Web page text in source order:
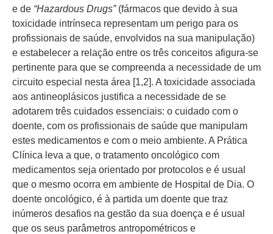
e de“Hazardous Drugs” (fármacos que devido à sua
toxicidade intrínseca representam um perigo para os
profissionais de saúde, envolvidos na sua manipulação)
e estabelecer a relação entre os três conceitos afigura-se
pertinente para que se compreenda a necessidade de um
circuito especial nesta área [1,2]. A toxicidade associada
aos antineoplásicos justifica a necessidade de se
adotarem três cuidados essenciais: o cuidado com o
doente, com os profissionais de saúde que manipulam
estes medicamentos e com o meio ambiente. A Prática
Clínica leva a que, o tratamento oncológico com
medicamentos seja orientado por protocolos e é usual
que o mesmo ocorra em ambiente de Hospital de Dia. O
doente oncológico, é à partida um doente que traz
inúmeros desafios na gestão da sua doença e é usual
que os seus parâmetros antropométricos e